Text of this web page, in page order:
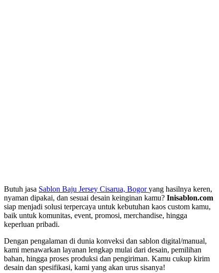
Butuh jasa Sablon Baju Jersey Cisarua, Bogoryang hasilnya keren,
nyaman dipakai, dan sesuai desain keinginan kamu? Inisablon.com
siap menjadi solusi terpercaya untuk kebutuhan kaos custom kamu,
baik untuk komunitas, event, promosi, merchandise, hingga
keperluan pribadi.
Dengan pengalaman di dunia konveksi dan sablon digital/manual,
kami menawarkan layanan lengkap mulai dari desain, pemilihan
bahan, hingga proses produksi dan pengiriman. Kamu cukup kirim
desain dan spesifikasi, kami yang akan urus sisanya!